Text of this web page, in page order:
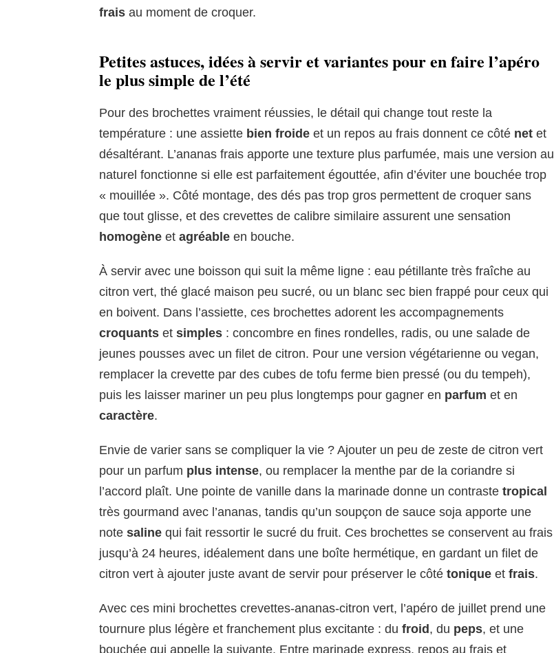
frais au moment de croquer.
Petites astuces, idées à servir et variantes pour en faire l’apéro
le plus simple de l’été
Pour des brochettes vraiment réussies, le détail qui change tout reste la
température : une assiette bien froide et un repos au frais donnent ce côté net et
désaltérant. L’ananas frais apporte une texture plus parfumée, mais une version au
naturel fonctionne si elle est parfaitement égouttée, afin d’éviter une bouchée trop
« mouillée ». Côté montage, des dés pas trop gros permettent de croquer sans
que tout glisse, et des crevettes de calibre similaire assurent une sensation
homogène et agréable en bouche.
À servir avec une boisson qui suit la même ligne : eau pétillante très fraîche au
citron vert, thé glacé maison peu sucré, ou un blanc sec bien frappé pour ceux qui
en boivent. Dans l’assiette, ces brochettes adorent les accompagnements
croquants et simples : concombre en fines rondelles, radis, ou une salade de
jeunes pousses avec un filet de citron. Pour une version végétarienne ou vegan,
remplacer la crevette par des cubes de tofu ferme bien pressé (ou du tempeh),
puis les laisser mariner un peu plus longtemps pour gagner en parfum et en
caractère.
Envie de varier sans se compliquer la vie ? Ajouter un peu de zeste de citron vert
pour un parfum plus intense, ou remplacer la menthe par de la coriandre si
l’accord plaît. Une pointe de vanille dans la marinade donne un contraste tropical
très gourmand avec l’ananas, tandis qu’un soupçon de sauce soja apporte une
note saline qui fait ressortir le sucré du fruit. Ces brochettes se conservent au frais
jusqu’à 24 heures, idéalement dans une boîte hermétique, en gardant un filet de
citron vert à ajouter juste avant de servir pour préserver le côté tonique et frais.
Avec ces mini brochettes crevettes-ananas-citron vert, l’apéro de juillet prend une
tournure plus légère et franchement plus excitante : du froid , du peps, et une
bouchée qui appelle la suivante. Entre marinade express, repos au frais et